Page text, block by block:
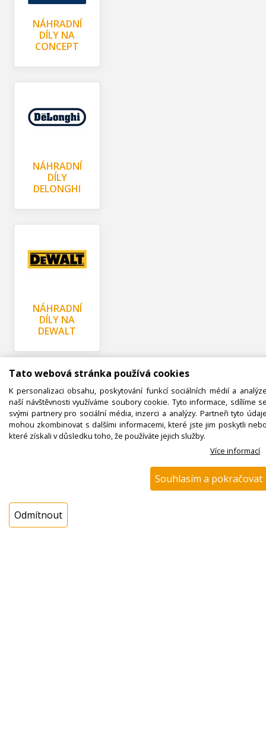
Tato webová stránka používá cookies
K personalizaci obsahu, poskytování funkcí sociálních médií a
naší návštěvnosti využíváme soubory cookie. Tyto informace, sdílíme
svými partnery pro sociální média, inzerci a analýzy. Partneři tyto
mohou zkombinovat s dalšími informacemi, které jste jim poskytli
které získali v důsledku toho, že používáte jejich služby.
Více informací
Souhlasím a pokračovat
Odmítnout
NÁHRADNÍ
DÍLY NA
CONCEPT
NÁHRADNÍ
DÍLY
DELONGHI
NÁHRADNÍ
DÍLY NA
DEWALT